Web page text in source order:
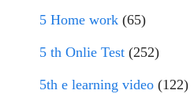
5 Home work (65)
5 th Onlie Test (252)
5th e learning video (122)